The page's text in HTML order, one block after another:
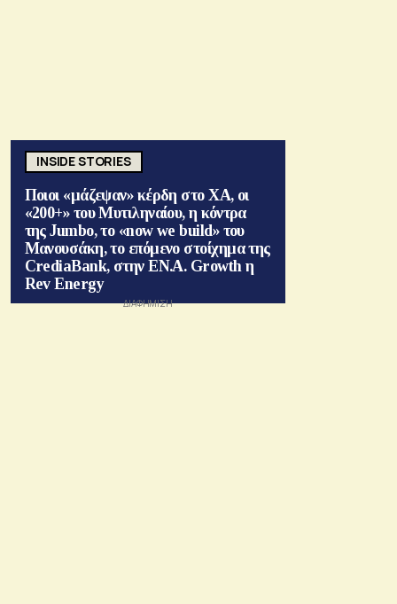
INSIDE STORIES
Ποιοι «μάζεψαν» κέρδη στο ΧΑ, οι
«200+» του Μυτιληναίου, η κόντρα
της Jumbo, το «now we build» του
Μανουσάκη, το επόμενο στοίχημα της
CrediaBank, στην ΕΝ.Α. Growth η
Rev Energy